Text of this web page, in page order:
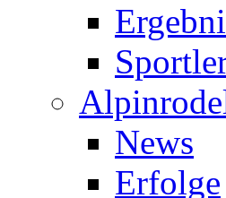
News
Erfolge